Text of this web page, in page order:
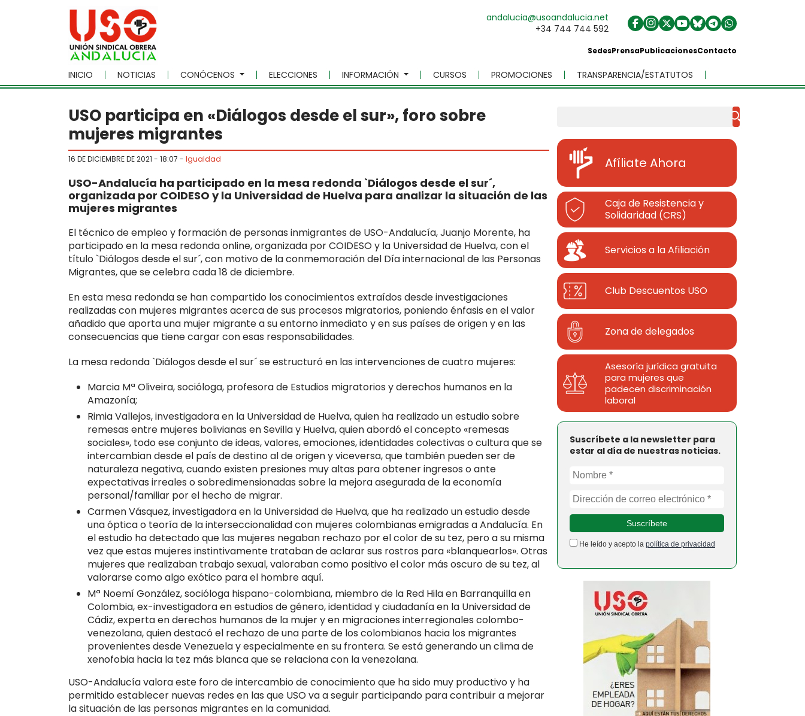
Skip to main content
andalucia@usoandalucia.net
+34 744 744 592
SedesPrensaPublicacionesContacto
INICIO NOTICIAS CONÓCENOS ELECCIONES INFORMACIÓN CURSOS PROMOCIONES TRANSPARENCIA/ESTATUTOS
USO participa en «Diálogos desde el sur», foro sobre
mujeres migrantes
16 DE DICIEMBRE DE 2021 - 18:07 - Igualdad
USO-Andalucía ha participado en la mesa redonda `Diálogos desde el sur´,
organizada por COIDESO y la Universidad de Huelva para analizar la situación de las
mujeres migrantes
El técnico de empleo y formación de personas inmigrantes de USO-Andalucía, Juanjo Morente, ha
participado en la mesa redonda online, organizada por COIDESO y la Universidad de Huelva, con el
título `Diálogos desde el sur´, con motivo de la conmemoración del Día internacional de las Personas
Migrantes, que se celebra cada 18 de diciembre.
En esta mesa redonda se han compartido los conocimientos extraídos desde investigaciones
realizadas con mujeres migrantes acerca de sus procesos migratorios, poniendo énfasis en el valor
añadido que aporta una mujer migrante a su entorno inmediato y en sus países de origen y en las
consecuencias que tiene cargar con esas responsabilidades.
La mesa redonda `Diálogos desde el sur´ se estructuró en las intervenciones de cuatro mujeres:
Marcia Mª Oliveira, socióloga, profesora de Estudios migratorios y derechos humanos en la
Amazonía;
Rimia Vallejos, investigadora en la Universidad de Huelva, quien ha realizado un estudio sobre
remesas entre mujeres bolivianas en Sevilla y Huelva, quien abordó el concepto «remesas
sociales», todo ese conjunto de ideas, valores, emociones, identidades colectivas o cultura que se
intercambian desde el país de destino al de origen y viceversa, que también pueden ser de
naturaleza negativa, cuando existen presiones muy altas para obtener ingresos o ante
expectativas irreales o sobredimensionadas sobre la mejora asegurada de la economía
personal/familiar por el hecho de migrar.
Carmen Vásquez, investigadora en la Universidad de Huelva, que ha realizado un estudio desde
una óptica o teoría de la interseccionalidad con mujeres colombianas emigradas a Andalucía. En
el estudio ha detectado que las mujeres negaban rechazo por el color de su tez, pero a su misma
vez que estas mujeres instintivamente trataban de aclarar sus rostros para «blanquearlos». Otras
mujeres que realizaban trabajo sexual, valoraban como positivo el color más oscuro de su tez, al
valorarse como algo exótico para el hombre aquí.
Mª Noemí González, socióloga hispano-colombiana, miembro de la Red Hila en Barranquilla en
Colombia, ex-investigadora en estudios de género, identidad y ciudadanía en la Universidad de
Cádiz, experta en derechos humanos de la mujer y en migraciones interregionales colombo-
venezolana, quien destacó el rechazo de una parte de los colombianos hacia los migrantes
provenientes desde Venezuela y especialmente en su frontera. Se está generando un clima de
xenofobia hacia la tez más blanca que se relaciona con la venezolana.
USO-Andalucía valora este foro de intercambio de conocimiento que ha sido muy productivo y ha
permitido establecer nuevas redes en las que USO va a seguir participando para contribuir a mejorar
la situación de las personas migrantes en la comunidad.
Afíliate Ahora
Caja de Resistencia y
Solidaridad (CRS)
Servicios a la Afiliación
Club Descuentos USO
Zona de delegados
Asesoría jurídica gratuita
para mujeres que
padecen discriminación
laboral
Suscríbete a la newsletter para
estar al día de nuestras noticias.
He leído y acepto la política de privacidad